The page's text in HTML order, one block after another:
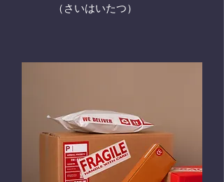
​（さいはいたつ）